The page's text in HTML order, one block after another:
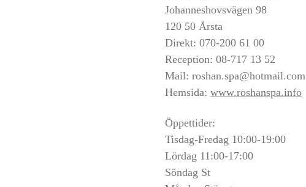
Johanneshovsvägen 98
120 50 Årsta
Direkt: 070-200 61 00
Reception: 08-717 13 52
Mail: roshan.spa@hotmail.com
Hemsida: www.roshanspa.info
Öppettider:
Tisdag-Fredag 10:00-19:00
Lördag 11:00-17:00
Söndag St